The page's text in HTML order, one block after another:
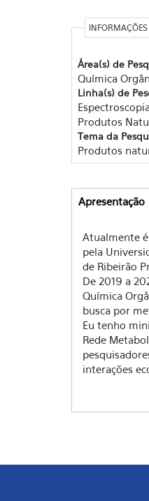
Área(s) de
Química
Linha(s) de
Produtos
Tema da
Produtos
Abas
Apresentação
Atualmente
pela
de Ribeirão
De 2019 a
Química
busca por
Eu tenho
Rede
interações